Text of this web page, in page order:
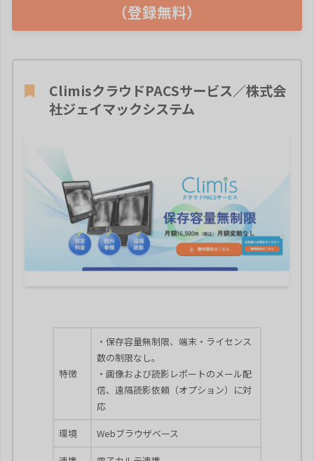
（登録無料）
ClimisクラウドPACSサービス／株式会
社ジェイマックシステム
特徴
・保存容量無制限、端末・ライセンス
数の制限なし。
・画像および読影レポートのメール配
信、遠隔読影依頼（オプション）に対
応
環境 Webブラウザベース